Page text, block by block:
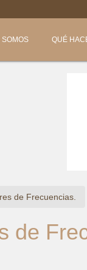
QUÉ
de Frecuencias.
de